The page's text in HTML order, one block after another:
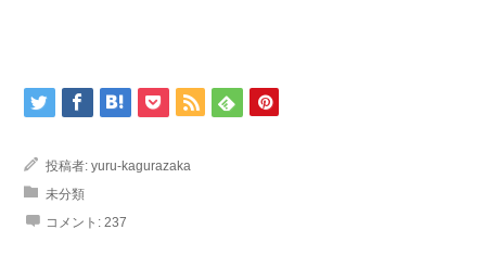
投稿者: yuru-kagurazaka
未分類
コメント: 237